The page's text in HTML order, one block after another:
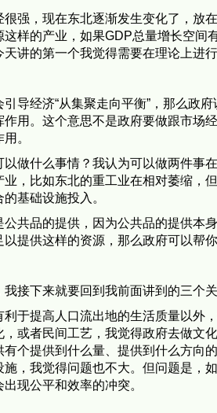
强，现在东北逐渐发生变化了，放
样的产业，如果GDP总量增长空间
讲的第一个我觉得需要在理论上进
导经济“从集聚走向平衡”，那么政
用。这个意思不是政府要做跟市场
。
做什么事情？我认为可以做两件事
，比如东北的重工业在相对萎缩，
基础设施投入。
共品的提供，因为公共品的提供本
提供这样的资源，那么政府可以帮
接下来就要回到我前面讲到的三个
于提高人口流出地的生活质量以外
或者民间工艺，我觉得政府去做文
个提供到什么量、提供到什么方向
，我觉得问题也不大。但问题是，
现公平和效率的冲突。